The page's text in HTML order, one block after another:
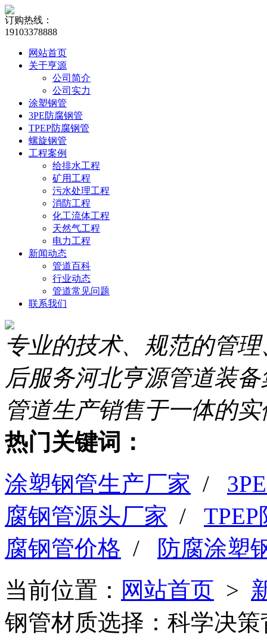
订购热线：
19103378888
网站首页
关于亨源
公司简介
公司实力
涂塑钢管
3PE防腐钢管
TPEP防腐钢管
螺旋钢管
工程案例
给排水工程
矿用工程
污水处理工程
消防工程
化工流体工程
天然气工程
电力工程
新闻动态
管道百科
行业动态
管道常见问题
联系我们
专业的技术、规范的管
后服务河北亨源管道装
管道生产销售于一体的
热门关键词：
涂塑钢管生产厂家 /
腐钢管源头厂家 /
腐钢管价格 /
防腐涂塑
当前位置： 网站首页 >
钢管材质选择：科学决